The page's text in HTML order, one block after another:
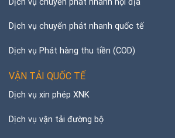
Dịch vụ chuyển phát nhanh quốc tế
Dịch vụ Phát hàng thu tiền (COD)
VẬN TẢI QUỐC TẾ
Dịch vụ xin phép XNK
Dịch vụ vận tải đường bộ